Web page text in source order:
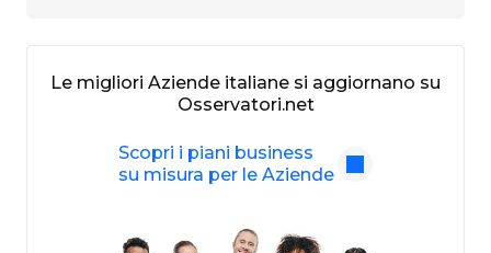
Le migliori Aziende italiane si aggiornano su
Osservatori.net
Scopri i piani business
su misura per le Aziende